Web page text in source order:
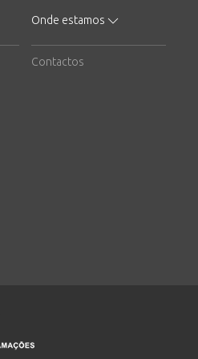
Onde estamos
Contactos